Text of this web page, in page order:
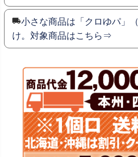
小さな商品は「クロゆパ」（
け。対象商品はこちら⇒